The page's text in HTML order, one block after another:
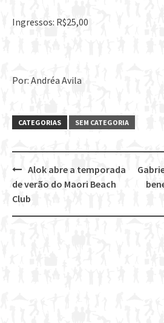
Ingressos: R$25,00
Por: Andréa Avila
CATEGORIAS SEM CATEGORIA
Post
navigation
Alok abre a temporada
de verão do Maori Beach
Club